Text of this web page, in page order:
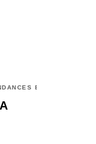
ET CHRONIQUES